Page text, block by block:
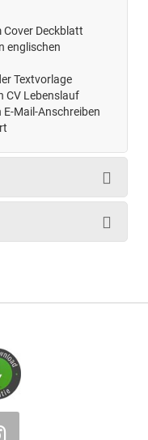
Deckblatt
englischen
Textvorlage
CV Lebenslauf
Mail-Anschreiben